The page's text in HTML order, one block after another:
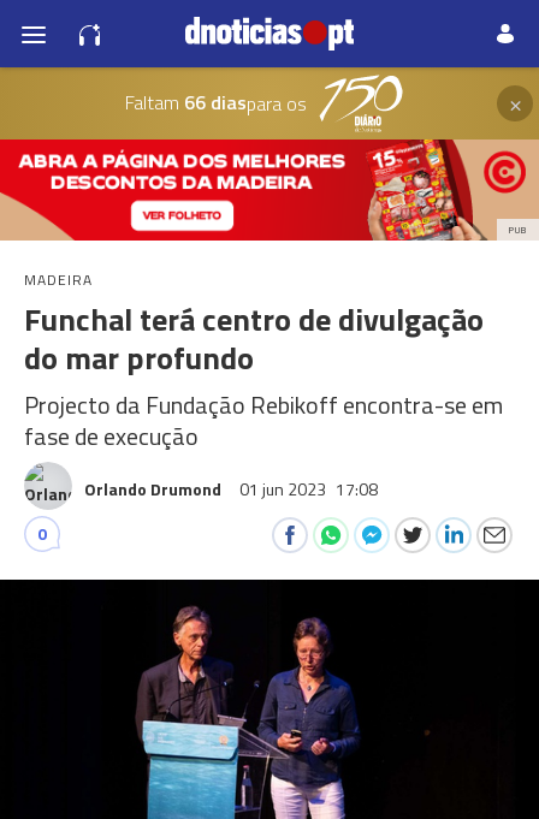
Faltam 66 diaspara os ×
PUB
MADEIRA
Funchal terá centro de divulgação
do mar profundo
Projecto da Fundação Rebikoff encontra-se em
fase de execução
Orlando Drumond 01 jun 2023 17:08
0